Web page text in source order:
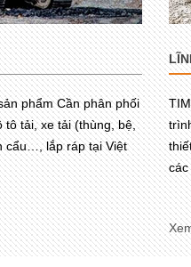
phẩm Cần phân phối
tô tải, xe tải (thùng, bệ,
cẩu…, lắp ráp tại Việt